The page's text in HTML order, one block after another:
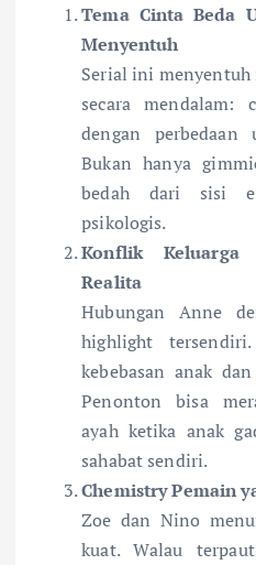
Tema Cinta Beda
Menyentuh
Serial ini menyentuh
secara mendalam:
dengan
Bukan hanya
bedah dari sisi
psikologis.
Konflik
Realita
Hubungan Anne
highlight
kebebasan anak
Penonton bisa
ayah ketika anak
sahabat sendiri.
Chemistry Pemain
Zoe dan Nino
kuat. Walau